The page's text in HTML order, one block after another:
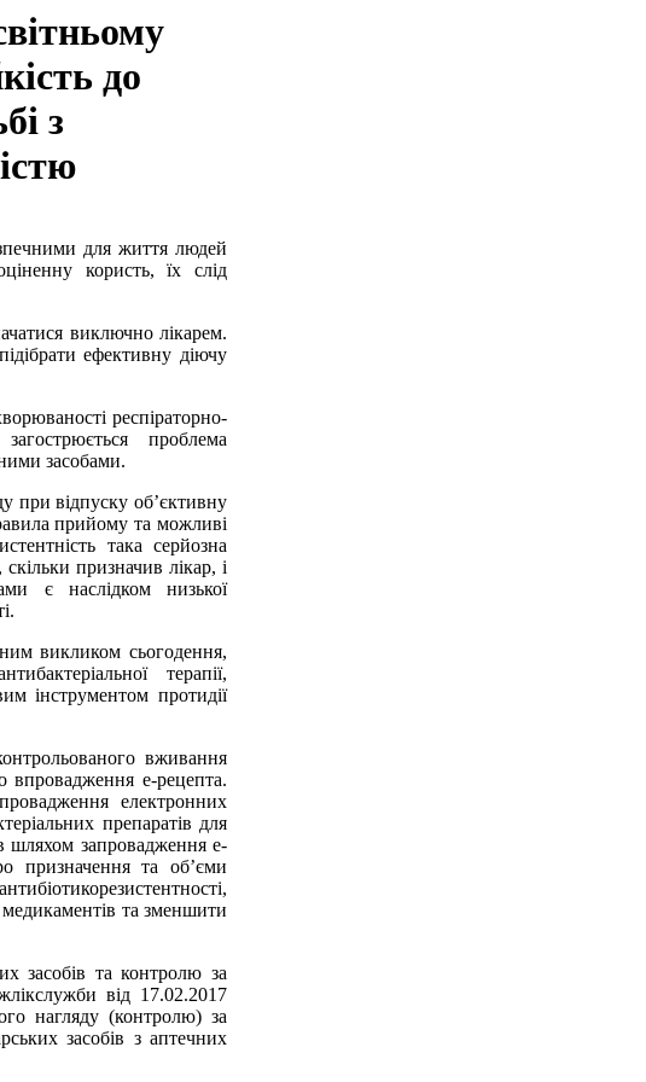
до
з
для життя людей
користь, їх слід
виключно лікарем.
ефективну діючу
респіраторно-
проблема
засобами.
при відпуску об’єктивну
прийому та можливі
така серйозна
призначив лікар, і
є наслідком низької
викликом сьогодення,
терапії,
інструментом протидії
вживання
впровадження e-рецепта.
електронних
препаратів для
шляхом запровадження e-
призначення та обʼєми
медикаментів та зменшити
та контролю за
від 17.02.2017
нагляду (контролю) за
засобів з аптечних